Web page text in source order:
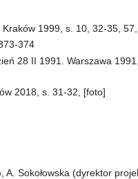
1999, s. 10, 32-35,
374
28 II 1991. Warszawa
2018, s. 31-32, [foto]
Sokołowska (dyrektor